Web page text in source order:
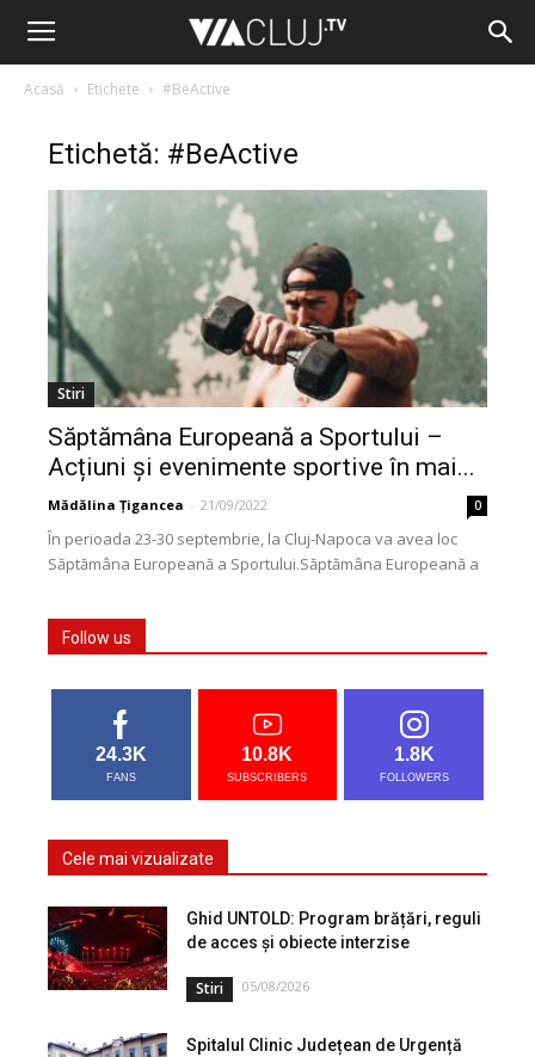
Acasă Etichete #BeActive
Etichetă: #BeActive
Stiri
Săptămâna Europeană a Sportului –
Acțiuni și evenimente sportive în mai...
Mădălina Țigancea - 21/09/2022 0
În perioada 23-30 septembrie, la Cluj-Napoca va avea loc
Săptămâna Europeană a Sportului.Săptămâna Europeană a
Follow us
24.3K
FANS
10.8K
SUBSCRIBERS
1.8K
FOLLOWERS
Cele mai vizualizate
Ghid UNTOLD: Program brățări, reguli
de acces și obiecte interzise
Stiri 05/08/2026
Spitalul Clinic Județean de Urgență